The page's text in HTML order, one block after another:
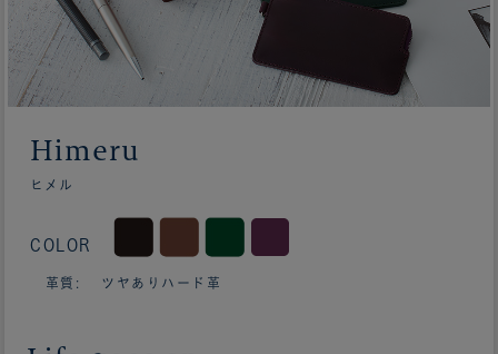
Himeru
ヒメル
COLOR
革質: ツヤありハード革